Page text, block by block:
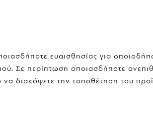
ευαισθησίας για
Σε περίπτωση οποιασδήποτε
διακόψετε την τοποθέτηση του